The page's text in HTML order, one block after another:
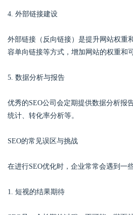
4. 外部链接建设
外部链接（反向链接）是提升网站权重
容单向链接等方式，增加网站的权重和
5. 数据分析与报告
优秀的SEO公司会定期提供数据分析报
统计、转化率分析等。
SEO的常见误区与挑战
在进行SEO优化时，企业常常会遇到一
1. 短视的结果期待